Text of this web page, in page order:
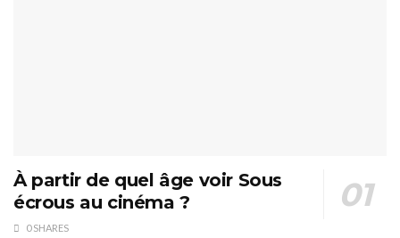
À partir de quel âge voir Sous
écrous au cinéma ?
0 SHARES